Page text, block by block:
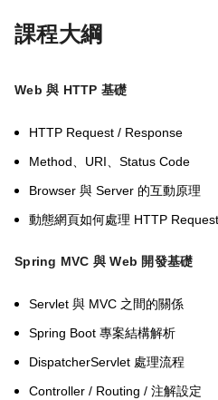
課程大綱
Web 與 HTTP 基礎
HTTP Request / Response
Method、 URI、 Status Code
Browser 與 Server 的互動原理
動態網頁如何處理 HTTP Request
Spring MVC 與 Web 開發基礎
Servlet 與 MVC 之間的關係
Spring Boot 專案結構解析
DispatcherServlet 處理流程
Controller / Routing / 注解設定